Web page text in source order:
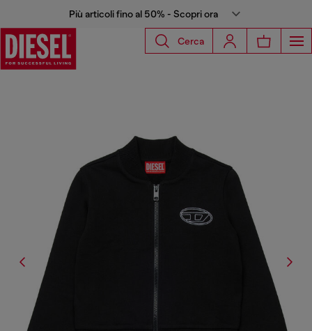
Più articoli fino al 50% - Scopri ora
Cerca